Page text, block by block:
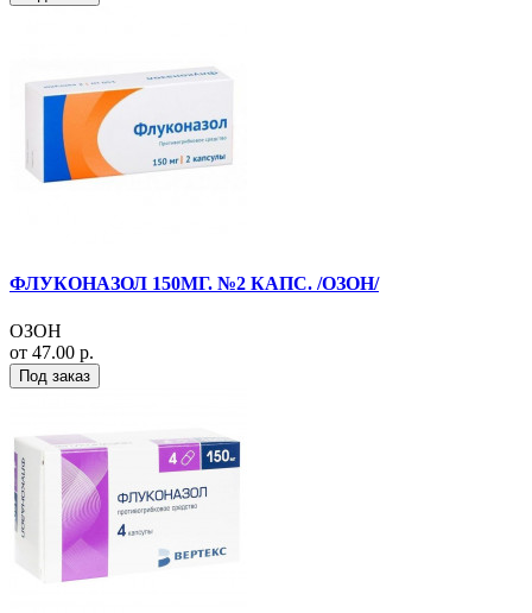
ФЛУКОНАЗОЛ 150МГ. №2 КАПС. /ОЗОН/
ОЗОН
от 47.00 р.
Под заказ